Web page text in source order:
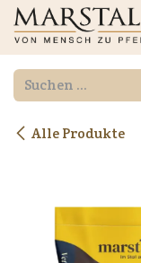
Zum Inhalt springen
Alle Produkte